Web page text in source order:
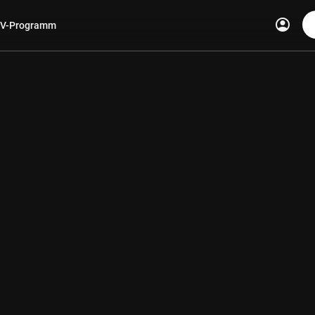
Programm account_circle